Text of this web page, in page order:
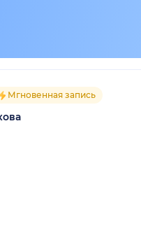
Мгновенная запись